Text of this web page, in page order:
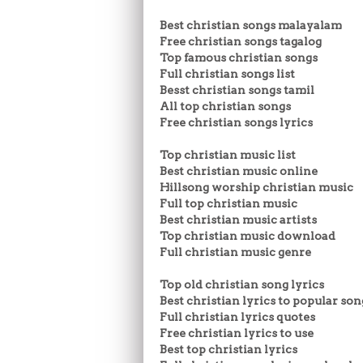
Best christian songs malayalam
Free christian songs tagalog
Top famous christian songs
Full christian songs list
Besst christian songs tamil
All top christian songs
Free christian songs lyrics
Top christian music list
Best christian music online
Hillsong worship christian music
Full top christian music
Best christian music artists
Top christian music download
Full christian music genre
Top old christian song lyrics
Best christian lyrics to popular
Full christian lyrics quotes
Free christian lyrics to use
Best top christian lyrics